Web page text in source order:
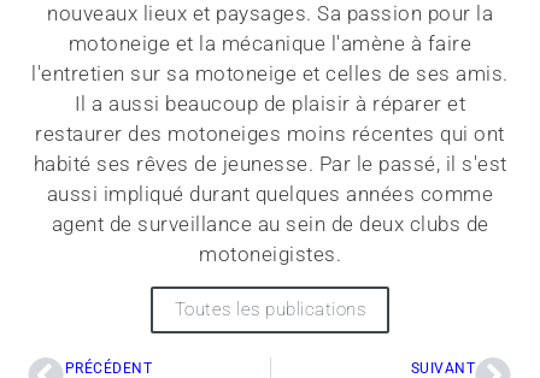
nouveaux lieux et paysages. Sa passion pour la
motoneige et la mécanique l'amène à faire
l'entretien sur sa motoneige et celles de ses amis.
Il a aussi beaucoup de plaisir à réparer et
restaurer des motoneiges moins récentes qui ont
habité ses rêves de jeunesse. Par le passé, il s'est
aussi impliqué durant quelques années comme
agent de surveillance au sein de deux clubs de
motoneigistes.
Toutes les publications
PRÉCÉDENT SUIVANT